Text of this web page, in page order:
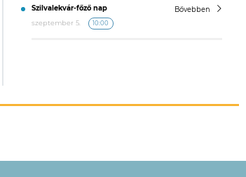
Szilvalekvár-főző nap
Bővebben
szeptember 5.
10:00